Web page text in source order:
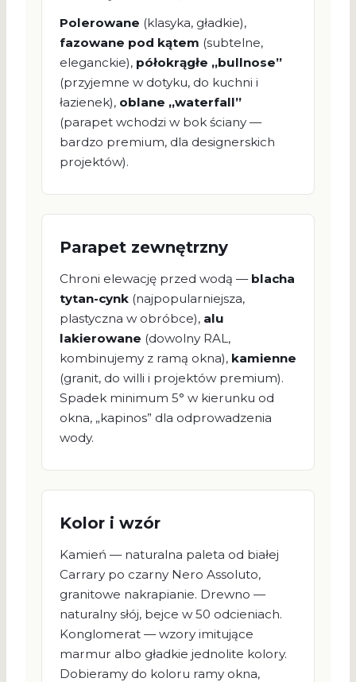
Polerowane (klasyka, gładkie),
fazowane pod kątem (subtelne,
eleganckie), półokrągłe „bullnose”
(przyjemne w dotyku, do kuchni i
łazienek), oblane „waterfall”
(parapet wchodzi w bok ściany —
bardzo premium, dla designerskich
projektów).
Parapet zewnętrzny
Chroni elewację przed wodą — blacha
tytan-cynk (najpopularniejsza,
plastyczna w obróbce), alu
lakierowane (dowolny RAL,
kombinujemy z ramą okna), kamienne
(granit, do willi i projektów premium).
Spadek minimum 5° w kierunku od
okna, „kapinos” dla odprowadzenia
wody.
Kolor i wzór
Kamień — naturalna paleta od białej
Carrary po czarny Nero Assoluto,
granitowe nakrapianie. Drewno —
naturalny słój, bejce w 50 odcieniach.
Konglomerat — wzory imitujące
marmur albo gładkie jednolite kolory.
Dobieramy do koloru ramy okna,